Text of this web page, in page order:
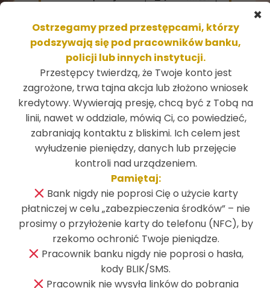
Na
marzenia
×
Ostrzegamy przed przestępcami, którzy
podszywają się pod pracowników banku,
policji lub innych instytucji.
Przestępcy twierdzą, że Twoje konto jest
zagrożone, trwa tajna akcja lub złożono wniosek
kredytowy. Wywierają presję, chcą być z Tobą na
linii, nawet w oddziale, mówią Ci, co powiedzieć,
zabraniają kontaktu z bliskimi. Ich celem jest
wyłudzenie pieniędzy, danych lub przejęcie
kontroli nad urządzeniem.
Pamiętaj:
Bank nigdy nie poprosi Cię o użycie karty
płatniczej w celu „zabezpieczenia środków” – nie
prosimy o przyłożenie karty do telefonu (NFC), by
rzekomo ochronić Twoje pieniądze.
Pracownik banku nigdy nie poprosi o hasła,
kody BLIK/SMS.
Pracownik nie wysyła linków do pobrania